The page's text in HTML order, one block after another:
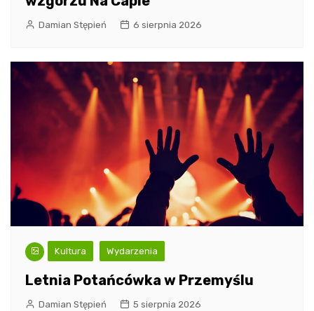
Damian Stępień 6 sierpnia 2026
Kultura Wydarzenia
Letnia Potańcówka w Przemyślu
Damian Stępień 5 sierpnia 2026